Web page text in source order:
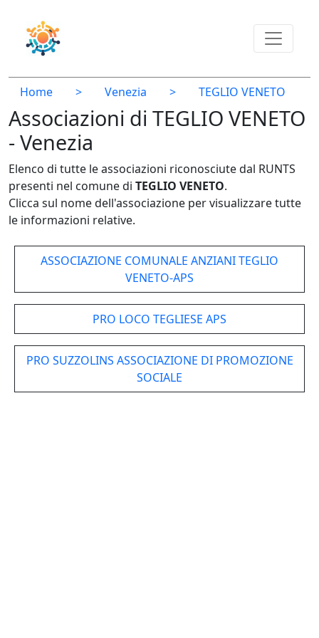
Home > Venezia > TEGLIO VENETO
Associazioni di TEGLIO VENETO
- Venezia
Elenco di tutte le associazioni riconosciute dal RUNTS
presenti nel comune di TEGLIO VENETO.
Clicca sul nome dell'associazione per visualizzare tutte
le informazioni relative.
ASSOCIAZIONE COMUNALE ANZIANI TEGLIO
VENETO-APS
PRO LOCO TEGLIESE APS
PRO SUZZOLINS ASSOCIAZIONE DI PROMOZIONE
SOCIALE